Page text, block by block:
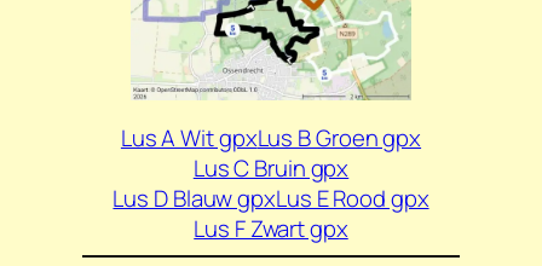
Lus A Wit gpxLus B Groen gpx
Lus C Bruin gpx
Lus D Blauw gpxLus E Rood gpx
Lus F Zwart gpx